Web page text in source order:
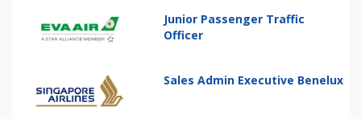
Junior Passenger Traffic
Officer
Sales Admin Executive Benelux